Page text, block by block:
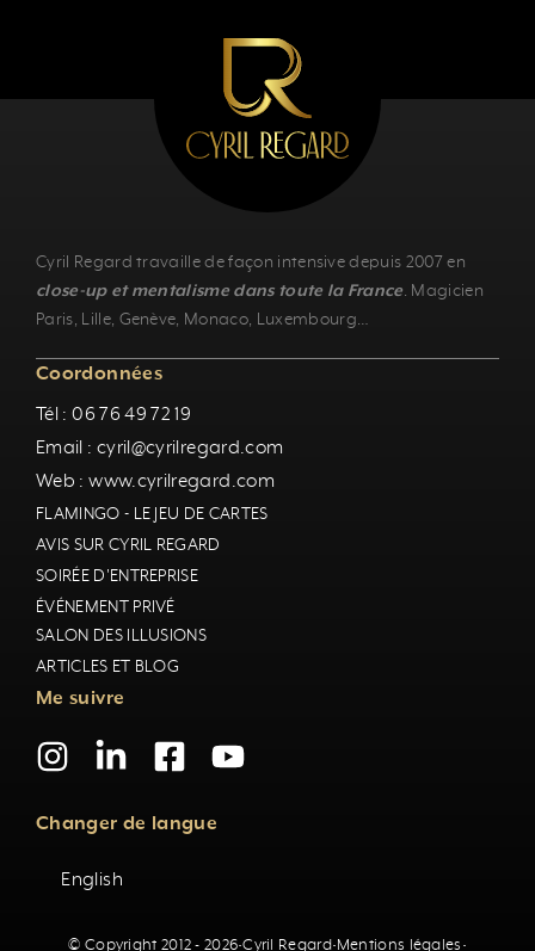
Cyril Regard travaille de façon intensive depuis 2007 en
close-up et mentalisme dans toute la France. Magicien
Paris, Lille, Genève, Monaco, Luxembourg…
Coordonnées
Tél : 06 76 49 72 19
Email : cyril@cyrilregard.com
Web : www.cyrilregard.com
FLAMINGO - LE JEU DE CARTES
AVIS SUR CYRIL REGARD
SOIRÉE D'ENTREPRISE
ÉVÉNEMENT PRIVÉ
SALON DES ILLUSIONS
ARTICLES ET BLOG
Me suivre
Changer de langue
English
© Copyright 2012 - 2026·Cyril Regard·Mentions légales ·